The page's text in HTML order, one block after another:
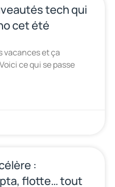
tech qui
cet été
vacances et ça
ce qui se passe
:
flotte… tout